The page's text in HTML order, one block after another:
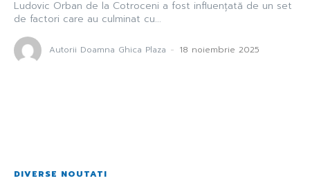
Ludovic Orban de la Cotroceni a fost influențată de un set
de factori care au culminat cu...
Autorii Doamna Ghica Plaza - 18 noiembrie 2025
DIVERSE NOUTATI